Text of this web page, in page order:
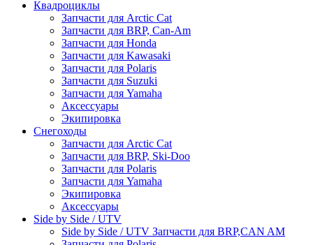
Квадроциклы
Запчасти для Arctic Cat
Запчасти для BRP, Can-Am
Запчасти для Honda
Запчасти для Kawasaki
Запчасти для Polaris
Запчасти для Suzuki
Запчасти для Yamaha
Аксессуары
Экипировка
Снегоходы
Запчасти для Arctic Cat
Запчасти для BRP, Ski-Doo
Запчасти для Polaris
Запчасти для Yamaha
Экипировка
Аксессуары
Side by Side / UTV
Side by Side / UTV Запчасти для BRP,CAN AM